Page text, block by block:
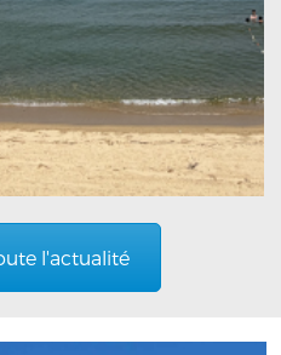
l'actualité